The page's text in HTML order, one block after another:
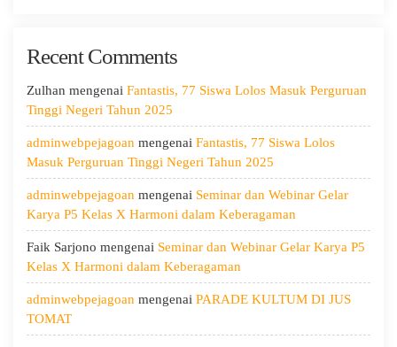
Menggali
Diri,
Menjaga
Kesehatan,
dan
Menumbuhkan
Kepedulian
Recent Comments
Zulhan mengenai Fantastis, 77 Siswa Lolos Masuk Perguruan
Tinggi Negeri Tahun 2025
adminwebpejagoan mengenai Fantastis, 77 Siswa Lolos
Masuk Perguruan Tinggi Negeri Tahun 2025
adminwebpejagoan mengenai Seminar dan Webinar Gelar
Karya P5 Kelas X Harmoni dalam Keberagaman
Faik Sarjono mengenai Seminar dan Webinar Gelar Karya P5
Kelas X Harmoni dalam Keberagaman
adminwebpejagoan mengenai PARADE KULTUM DI JUS
TOMAT